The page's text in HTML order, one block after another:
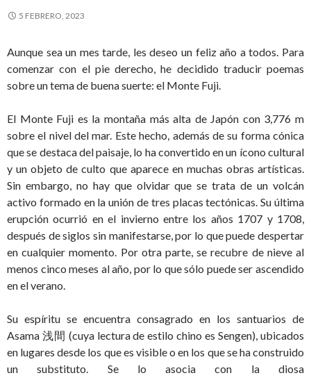
5 FEBRERO, 2023
Aunque sea un mes tarde, les deseo un feliz año a todos. Para
comenzar con el pie derecho, he decidido traducir poemas
sobre un tema de buena suerte: el Monte Fuji.
El Monte Fuji es la montaña más alta de Japón con 3,776 m
sobre el nivel del mar. Este hecho, además de su forma cónica
que se destaca del paisaje, lo ha convertido en un ícono cultural
y un objeto de culto que aparece en muchas obras artísticas.
Sin embargo, no hay que olvidar que se trata de un volcán
activo formado en la unión de tres placas tectónicas. Su última
erupción ocurrió en el invierno entre los años 1707 y 1708,
después de siglos sin manifestarse, por lo que puede despertar
en cualquier momento. Por otra parte, se recubre de nieve al
menos cinco meses al año, por lo que sólo puede ser ascendido
en el verano.
Su espíritu se encuentra consagrado en los santuarios de
Asama 浅間 (cuya lectura de estilo chino es Sengen), ubicados
en lugares desde los que es visible o en los que se ha construido
un substituto. Se lo asocia con la diosa